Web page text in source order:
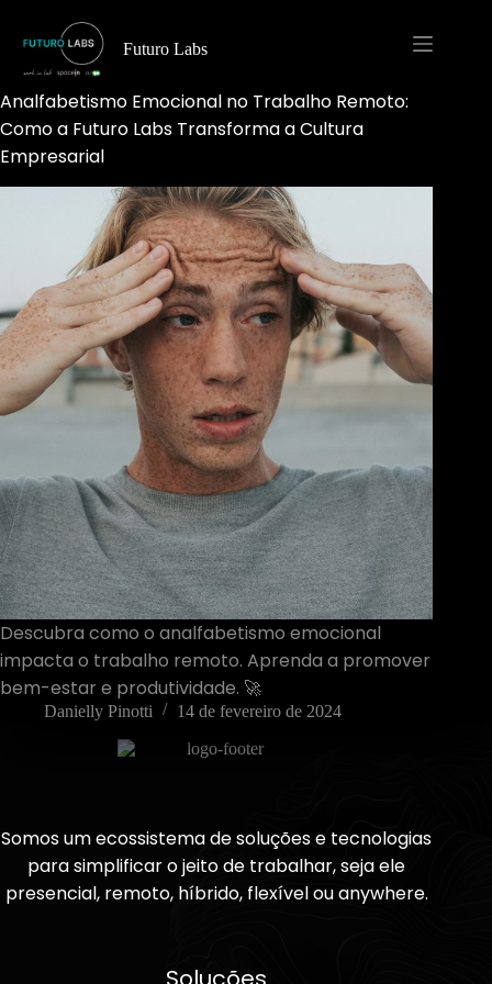
conteúdo
Futuro Labs
Analfabetismo Emocional no Trabalho Remoto:
Como a Futuro Labs Transforma a Cultura
Empresarial
Descubra como o analfabetismo emocional
impacta o trabalho remoto. Aprenda a promover
bem-estar e produtividade. 🚀
Danielly Pinotti 14 de fevereiro de 2024
Somos um ecossistema de soluções e tecnologias
para simplificar o jeito de trabalhar, seja ele
presencial, remoto, híbrido, flexível ou anywhere.